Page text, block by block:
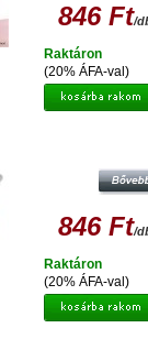
846 Ft/
(20% ÁFA-val)
Raktáron
TINTAPATRON
846 Ft/
(20% ÁFA-val)
Raktáron